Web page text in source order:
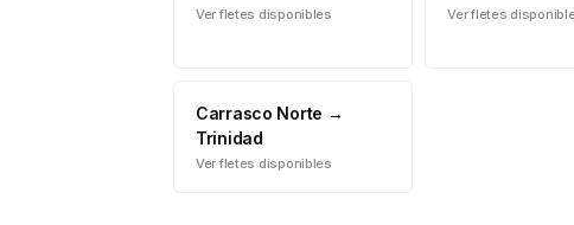
Ver fletes disponibles Ver fletes
Carrasco Norte →
Trinidad
Ver fletes disponibles